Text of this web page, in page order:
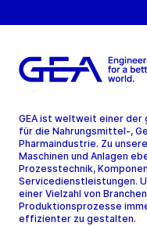
GEA ist weltweit einer
für die Nahrungsmittel-,
Pharmaindustrie. Zu
Maschinen und Anlagen
Prozesstechnik,
Servicedienstleistungen.
einer Vielzahl von
Produktionsprozesse
effizienter zu gestalten.